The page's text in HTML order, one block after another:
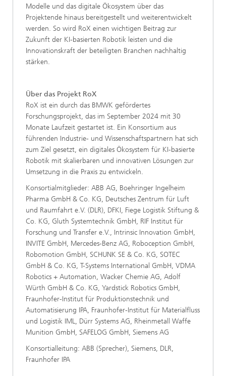
Modelle und das digitale Ökosystem über das
Projektende hinaus bereitgestellt und weiterentwickelt
werden. So wird RoX einen wichtigen Beitrag zur
Zukunft der KI-basierten Robotik leisten und die
Innovationskraft der beteiligten Branchen nachhaltig
stärken.
Über das Projekt RoX
RoX ist ein durch das BMWK gefördertes
Forschungsprojekt, das im September 2024 mit 30
Monate Laufzeit gestartet ist. Ein Konsortium aus
führenden Industrie- und Wissenschaftspartnern hat sich
zum Ziel gesetzt, ein digitales Ökosystem für KI-basierte
Robotik mit skalierbaren und innovativen Lösungen zur
Umsetzung in die Praxis zu entwickeln.
Konsortialmitglieder: ABB AG, Boehringer Ingelheim
Pharma GmbH & Co. KG, Deutsches Zentrum für Luft
und Raumfahrt e.V. (DLR), DFKI, Fiege Logistik Stiftung &
Co. KG, Gluth Systemtechnik GmbH, RIF Institut für
Forschung und Transfer e.V., Intrinsic Innovation GmbH,
INVITE GmbH, Mercedes-Benz AG, Roboception GmbH,
Robomotion GmbH, SCHUNK SE & Co. KG, SOTEC
GmbH & Co. KG, T-Systems International GmbH, VDMA
Robotics + Automation, Wacker Chemie AG, Adolf
Würth GmbH & Co. KG, Yardstick Robotics GmbH,
Fraunhofer-Institut für Produktionstechnik und
Automatisierung IPA, Fraunhofer-Institut für Materialfluss
und Logistik IML, Dürr Systems AG, Rheinmetall Waffe
Munition GmbH, SAFELOG GmbH, Siemens AG
Konsortialleitung: ABB (Sprecher), Siemens, DLR,
Fraunhofer IPA